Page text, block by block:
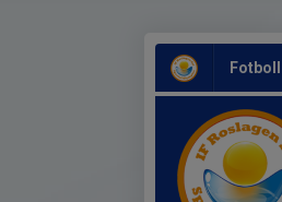
Fotboll